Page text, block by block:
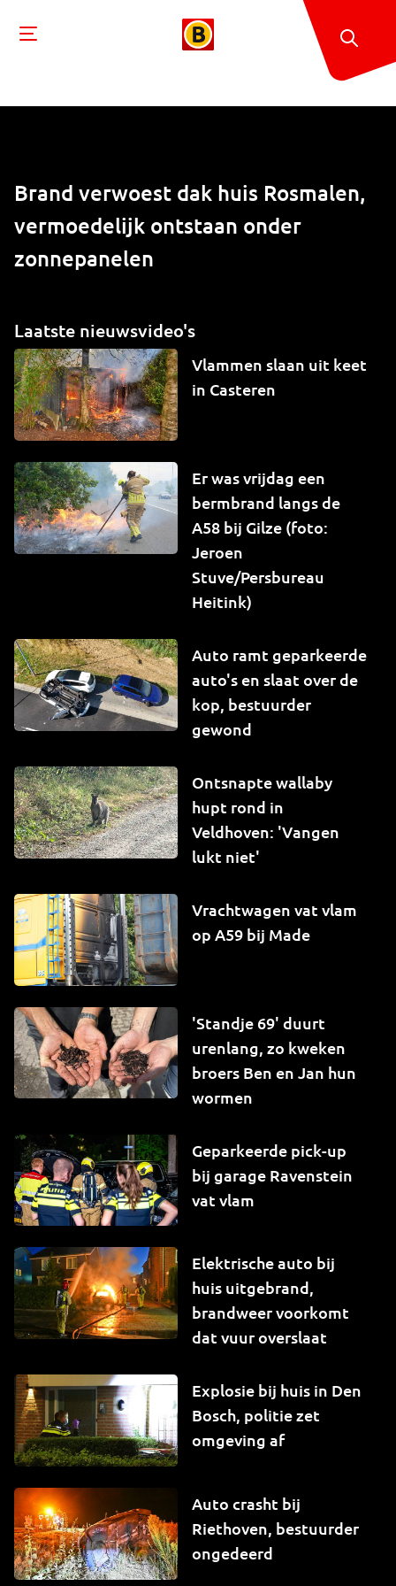
Brand verwoest dak huis Rosmalen,
vermoedelijk ontstaan onder
zonnepanelen
Laatste nieuwsvideo's
Vlammen slaan uit keet
in Casteren
Er was vrijdag een
bermbrand langs de
A58 bij Gilze (foto:
Jeroen
Stuve/Persbureau
Heitink)
Auto ramt geparkeerde
auto's en slaat over de
kop, bestuurder
gewond
Ontsnapte wallaby
hupt rond in
Veldhoven: 'Vangen
lukt niet'
Vrachtwagen vat vlam
op A59 bij Made
'Standje 69' duurt
urenlang, zo kweken
broers Ben en Jan hun
wormen
Geparkeerde pick-up
bij garage Ravenstein
vat vlam
Elektrische auto bij
huis uitgebrand,
brandweer voorkomt
dat vuur overslaat
Explosie bij huis in Den
Bosch, politie zet
omgeving af
Auto crasht bij
Riethoven, bestuurder
ongedeerd